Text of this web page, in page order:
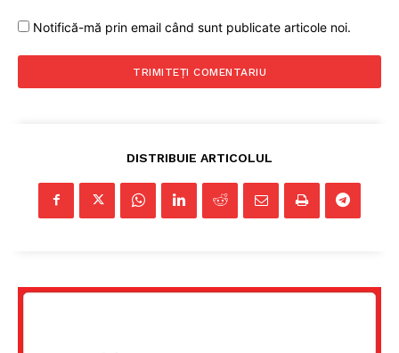
Notifică-mă prin email când sunt publicate articole noi.
DISTRIBUIE ARTICOLUL